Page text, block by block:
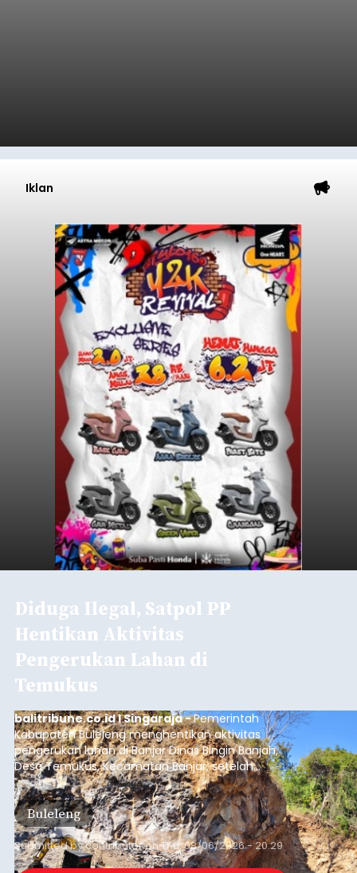
Iklan
Diduga Ilegal, Satpol PP
Hentikan Aktivitas
Pengerukan Lahan di
Temukus
balitribune.co.id I Singaraja -Pemerintah
Kabupaten Buleleng menghentikan aktivitas
pengerukan lahan di Banjar Dinas Bingin Banjah,
Desa Temukus, Kecamatan Banjar, setelah
ditemukan indikasi kegiatan pengambilan
material yang tidak sesuai dengan peruntukan
kawasan.
Buleleng
Submitted bycontributoronThu, 08/06/2026 - 20:29